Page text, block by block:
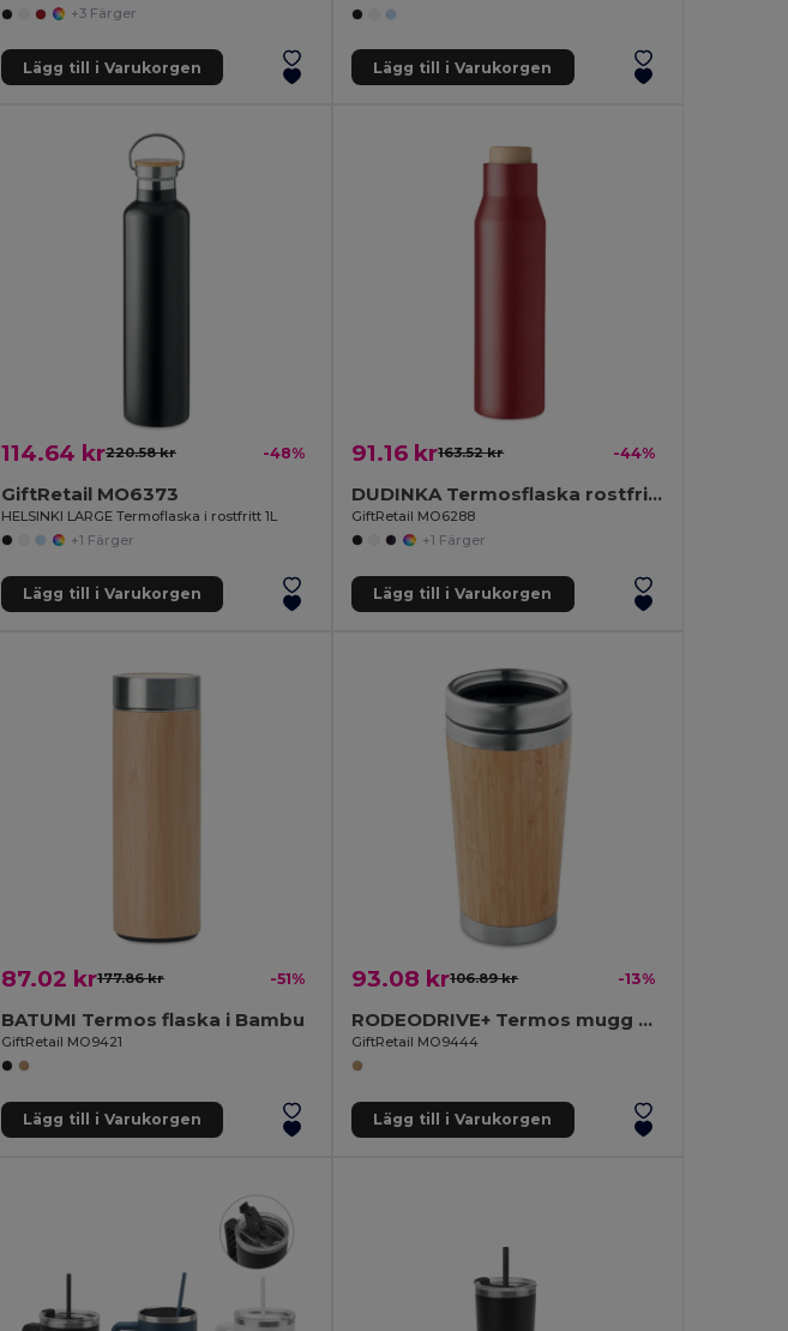
+3 Färger
Lägg till i Varukorgen Lägg till i Varukorgen
114.64 kr220.58 kr -48%
GiftRetail MO6373
HELSINKI LARGE Termoflaska i rostfritt 1L
+1 Färger
Lägg till i Varukorgen
91.16 kr163.52 kr -44%
DUDINKA Termosflaska rostfritt 500ml
GiftRetail MO6288
+1 Färger
Lägg till i Varukorgen
87.02 kr177.86 kr -51%
BATUMI Termos flaska i Bambu
GiftRetail MO9421
Lägg till i Varukorgen
93.08 kr106.89 kr -13%
RODEODRIVE+ Termos mugg 400ml
GiftRetail MO9444
Lägg till i Varukorgen